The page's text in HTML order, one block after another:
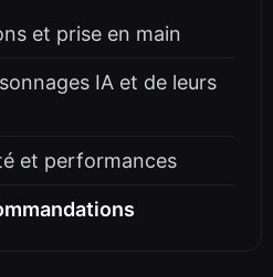
et prise en main
IA et de leurs
et performances